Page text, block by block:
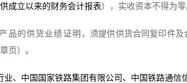
成立以来的财务会计报表） ， 实收资本不得为零
品 的供货业绩证明 ，须提供供货合同复印件及
页） 。
、中国国家铁路集团有限公司、中国铁路通信